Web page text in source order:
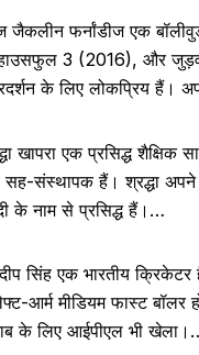
जैकलीन फर्नांडीज एक
3 (2016), और
के लिए लोकप्रिय हैं।
खापरा एक प्रसिद्ध शैक्षिक
संस्थापक हैं। श्रद्धा अपने
के नाम से प्रसिद्ध हैं।…
सिंह एक भारतीय क्रिकेटर
आर्म मीडियम फास्ट बॉलर
के लिए आईपीएल भी